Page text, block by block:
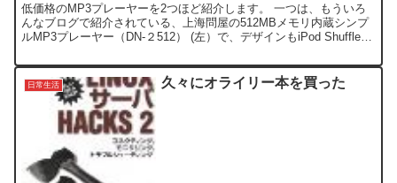
低価格のMP3プレーヤーを2つほど紹介します。 一つは、もういろ
んなブログで紹介されている、上海問屋の512MBメモリ内蔵シンプ
ルMP3プレーヤー（DN-２512） (左）で、デザインもiPod Shuffle風
日常生活 久々にオライリー本を買った